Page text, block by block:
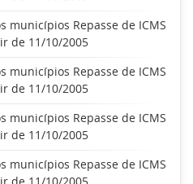
municípios Repasse de ICMS
de 11/10/2005
municípios Repasse de ICMS
de 11/10/2005
municípios Repasse de ICMS
de 11/10/2005
municípios Repasse de ICMS